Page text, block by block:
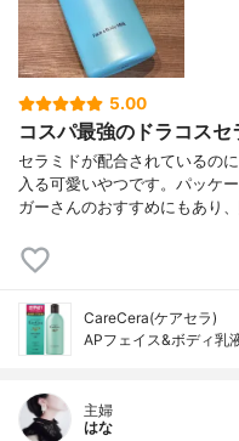
5.00
コスパ最強のドラコスセ
セラミドが配合されているの
入る可愛いやつです。パッケ
ガーさんのおすすめにもあり
CareCera(ケアセラ)
APフェイス&ボディ乳
主婦
はな